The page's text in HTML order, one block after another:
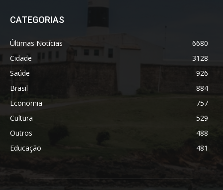
CATEGORIAS
Últimas Notícias
6680
Cidade
3128
Saúde
926
Brasil
884
Economia
757
Cultura
529
Outros
488
Educação
481